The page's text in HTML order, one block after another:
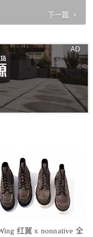
下一篇
红翼 x nonnative 全